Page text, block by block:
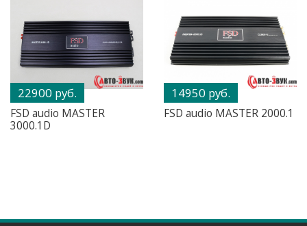
22900 руб.
FSD audio MASTER
3000.1D
14950 руб.
FSD audio MASTER 2000.1